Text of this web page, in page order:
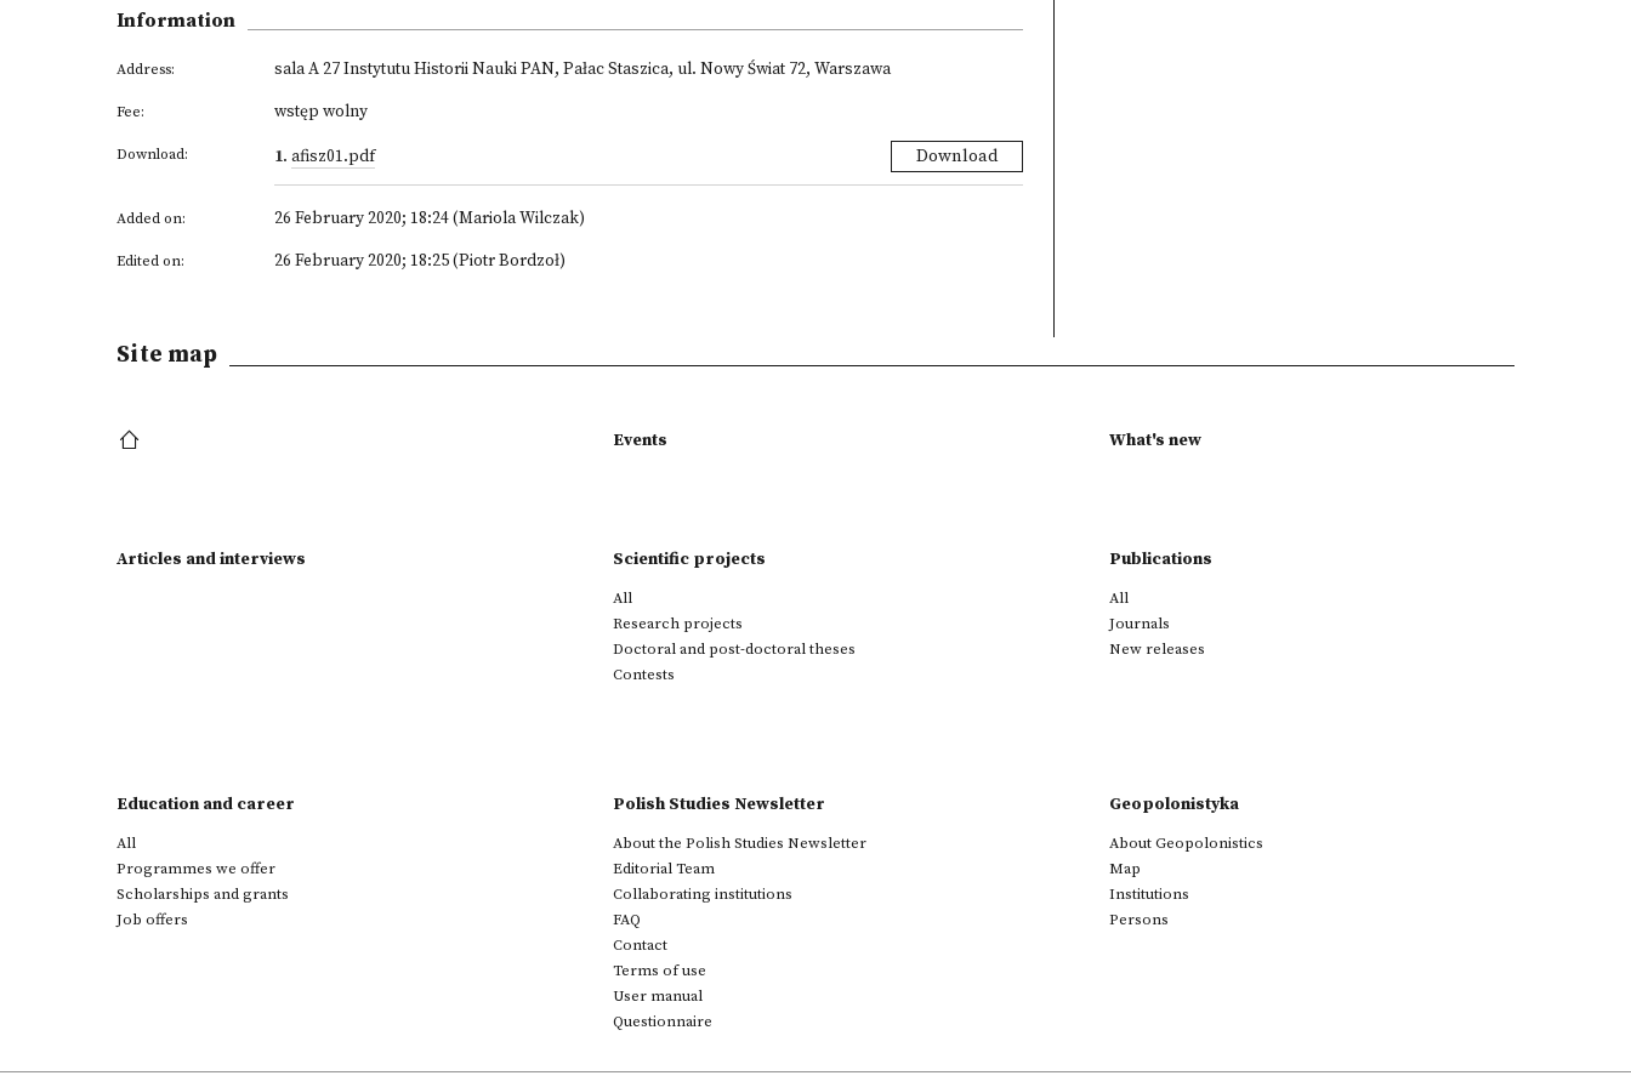
Information
Address: sala A 27 Instytutu Historii Nauki PAN, Pałac Staszica, ul. Nowy Świat 72, Warszawa
Fee: wstęp wolny
Download: 1. afisz01.pdf Download
Added on: 26 February 2020; 18:24 (Mariola Wilczak)
Edited on: 26 February 2020; 18:25 (Piotr Bordzoł)
Site map
Events What's new
Articles and interviews Scientific projects
All
Research projects
Doctoral and post-doctoral theses
Contests
Publications
All
Journals
New releases
Education and career
All
Programmes we offer
Scholarships and grants
Job offers
Polish Studies Newsletter
About the Polish Studies Newsletter
Editorial Team
Collaborating institutions
FAQ
Contact
Terms of use
User manual
Questionnaire
Geopolonistyka
About Geopolonistics
Map
Institutions
Persons